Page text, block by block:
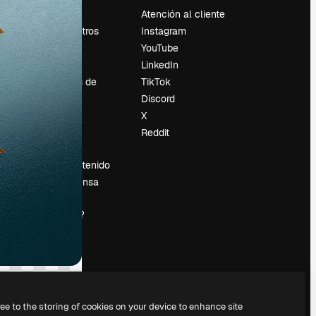
Precios
Sobre nosotros
Reviews
Empleo
Tendencias de
búsqueda
Blog
Eventos
Slidesgo
Vender contenido
Sala de prensa
magnific.ai?
Atención al cliente
Instagram
YouTube
LinkedIn
TikTok
Discord
X
Reddit
to the storing of cookies on your device to enhance site